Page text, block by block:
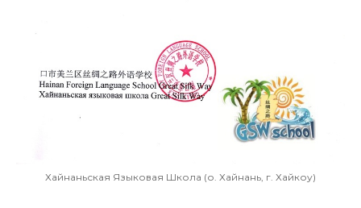
Хайнаньская Языковая Школа (о. Хайнань, г. Хайкоу)